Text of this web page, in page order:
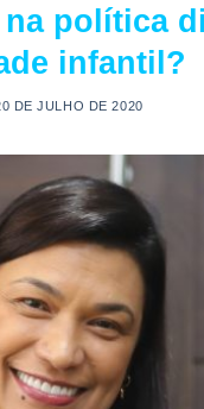
política
infantil?
DE JULHO DE 2020